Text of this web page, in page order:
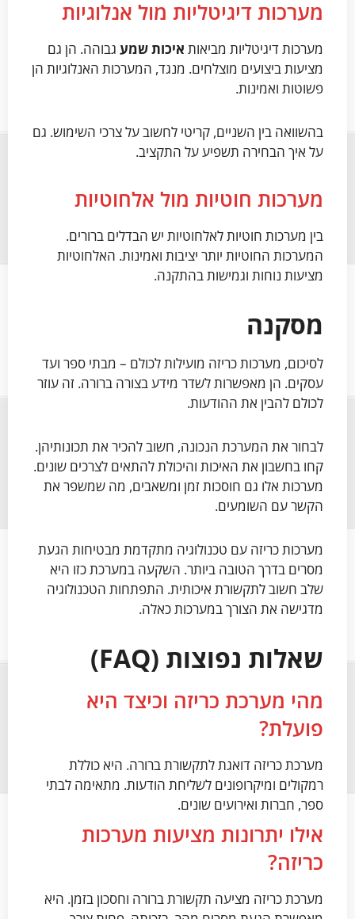
מערכות דיגיטליות מול אנלוגיות
מערכות דיגיטליות מביאות איכות שמע גבוהה. הן גם
מציעות ביצועים מוצלחים. מנגד, המערכות האנלוגיות הן
פשוטות ואמינות.
בהשוואה בין השניים, קריטי לחשוב על צרכי השימוש. גם
על איך הבחירה תשפיע על התקציב.
מערכות חוטיות מול אלחוטיות
בין מערכות חוטיות לאלחוטיות יש הבדלים ברורים.
המערכות החוטיות יותר יציבות ואמינות. האלחוטיות
מציעות נוחות וגמישות בהתקנה.
מסקנה
לסיכום, מערכות כריזה מועילות לכולם – מבתי ספר ועד
עסקים. הן מאפשרות לשדר מידע בצורה ברורה. זה עוזר
לכולם להבין את ההודעות.
לבחור את המערכת הנכונה, חשוב להכיר את תכונותיהן.
קחו בחשבון את האיכות והיכולת להתאים לצרכים שונים.
מערכות אלו גם חוסכות זמן ומשאבים, מה שמשפר את
הקשר עם השומעים.
מערכות כריזה עם טכנולוגיה מתקדמת מבטיחות הגעת
מסרים בדרך הטובה ביותר. השקעה במערכת כזו היא
שלב חשוב לתקשורת איכותית. התפתחות הטכנולוגיה
מדגישה את הצורך במערכות כאלה.
שאלות נפוצות (FAQ)
מהי מערכת כריזה וכיצד היא
פועלת?
מערכת כריזה דואגת לתקשורת ברורה. היא כוללת
רמקולים ומיקרופונים לשליחת הודעות. מתאימה לבתי
ספר, חברות ואירועים שונים.
אילו יתרונות מציעות מערכות
כריזה?
מערכת כריזה מציעה תקשורת ברורה וחסכון בזמן. היא